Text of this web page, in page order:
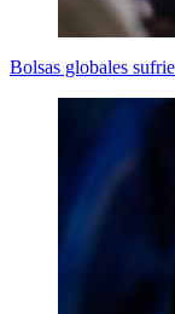
Bolsas globales